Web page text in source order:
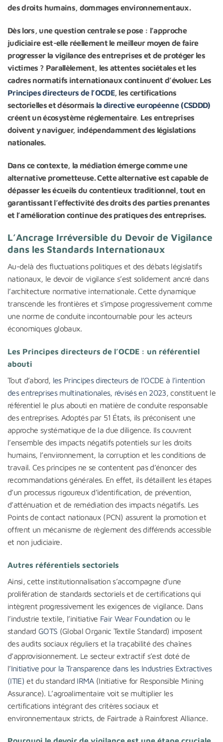
des droits humains, dommages environnementaux.
Dès lors, une question centrale se pose : l’approche
judiciaire est-elle réellement le meilleur moyen de faire
progresser la vigilance des entreprises et de protéger les
victimes ? Parallèlement, les attentes sociétales et les
cadres normatifs internationaux continuent d’évoluer. Les
Principes directeurs de l’OCDE, les certifications
sectorielles et désormais la directive européenne (CSDDD)
créent un écosystème réglementaire. Les entreprises
doivent y naviguer, indépendamment des législations
nationales.
Dans ce contexte, la médiation émerge comme une
alternative prometteuse. Cette alternative est capable de
dépasser les écueils du contentieux traditionnel, tout en
garantissant l’effectivité des droits des parties prenantes
et l’amélioration continue des pratiques des entreprises.
L’Ancrage Irréversible du Devoir de Vigilance
dans les Standards Internationaux
Au-delà des fluctuations politiques et des débats législatifs
nationaux, le devoir de vigilance s’est solidement ancré dans
l’architecture normative internationale. Cette dynamique
transcende les frontières et s’impose progressivement comme
une norme de conduite incontournable pour les acteurs
économiques globaux.
Les Principes directeurs de l’OCDE : un référentiel
abouti
Tout d’abord, les Principes directeurs de l’OCDE à l’intention
des entreprises multinationales, révisés en 2023, constituent le
référentiel le plus abouti en matière de conduite responsable
des entreprises. Adoptés par 51 États, ils préconisent une
approche systématique de la due diligence. Ils couvrent
l’ensemble des impacts négatifs potentiels sur les droits
humains, l’environnement, la corruption et les conditions de
travail. Ces principes ne se contentent pas d’énoncer des
recommandations générales. En effet, ils détaillent les étapes
d’un processus rigoureux d’identification, de prévention,
d’atténuation et de remédiation des impacts négatifs. Les
Points de contact nationaux (PCN) assurent la promotion et
offrent un mécanisme de règlement des différends accessible
et non judiciaire.
Autres référentiels sectoriels
Ainsi, cette institutionnalisation s’accompagne d’une
prolifération de standards sectoriels et de certifications qui
intègrent progressivement les exigences de vigilance. Dans
l’industrie textile, l’initiative Fair Wear Foundation ou le
standard GOTS (Global Organic Textile Standard) imposent
des audits sociaux réguliers et la traçabilité des chaînes
d’approvisionnement. Le secteur extractif s’est doté de
l’Initiative pour la Transparence dans les Industries Extractives
(ITIE) et du standardIRMA (Initiative for Responsible Mining
Assurance). L’agroalimentaire voit se multiplier les
certifications intégrant des critères sociaux et
environnementaux stricts, de Fairtrade à Rainforest Alliance.